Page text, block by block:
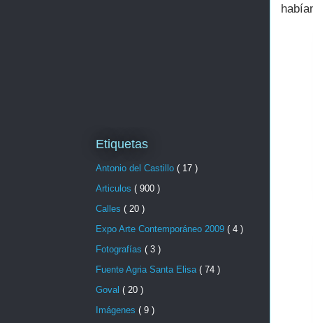
Etiquetas
Antonio del Castillo ( 17 )
Articulos ( 900 )
Calles ( 20 )
Expo Arte Contemporáneo 2009 ( 4 )
Fotografías ( 3 )
Fuente Agria Santa Elisa ( 74 )
Goval ( 20 )
Imágenes ( 9 )